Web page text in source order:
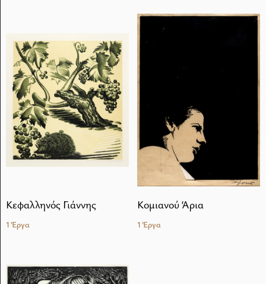
Κεφαλληνός Γιάννης
1 Έργα
Κομιανού Άρια
1 Έργα